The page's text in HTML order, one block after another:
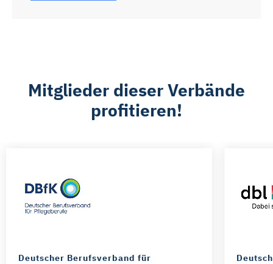
Mitglieder dieser Verbände
profitieren!
Deutscher Berufsverband für